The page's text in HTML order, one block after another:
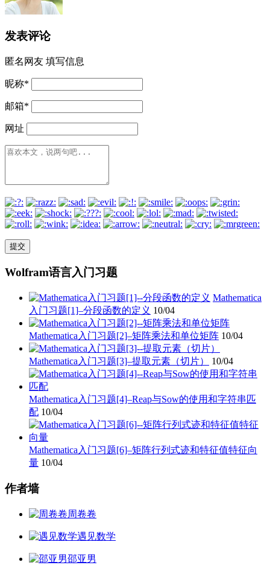
发表评论
匿名网友 填写信息
昵称*
邮箱*
网址
Wolfram语言入门习题
Mathematica
入门习题[1]–分段函数的定义 10/04
Mathematica入门习题[2]–矩阵乘法和单位矩阵 10/04
Mathematica入门习题[3]–提取元素（切片） 10/04
Mathematica入门习题[4]–Reap与Sow的使用和字符串匹
配 10/04
Mathematica入门习题[6]–矩阵行列式迹和特征值特征向
量 10/04
作者墙
周卷卷
遇见数学
邵亚男